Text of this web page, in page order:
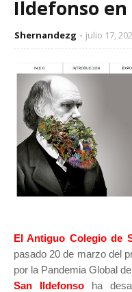
Ildefonso en
Shernandezg julio 17,
El Antiguo Colegio de
pasado 20 de marzo del
por la Pandemia Global
San Ildefonso ha